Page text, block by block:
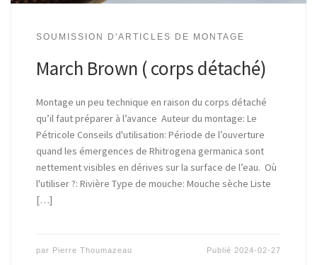
SOUMISSION D'ARTICLES DE MONTAGE
March Brown ( corps détaché)
Montage un peu technique en raison du corps détaché
qu’il faut préparer à l’avance Auteur du montage: Le
Pétricole Conseils d'utilisation: Période de l’ouverture
quand les émergences de Rhitrogena germanica sont
nettement visibles en dérives sur la surface de l’eau. Où
l'utiliser ?: Rivière Type de mouche: Mouche sèche Liste
[…]
par Pierre Thoumazeau Publié 2024-02-27